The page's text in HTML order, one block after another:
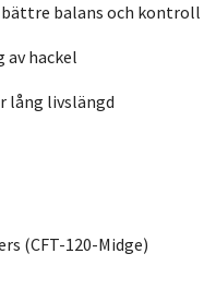
balans och kontroll
av hackel
lång livslängd
(CFT-120-Midge)